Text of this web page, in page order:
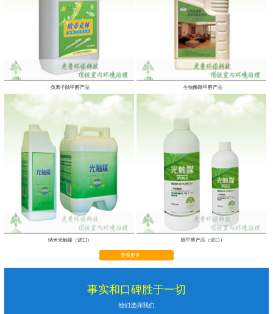
负离子除甲醛产品 生物酶除甲醛产品
纳米光触媒（进口） 除甲醛产品（进口）
查看更多
事实和口碑胜于一切
他们选择我们